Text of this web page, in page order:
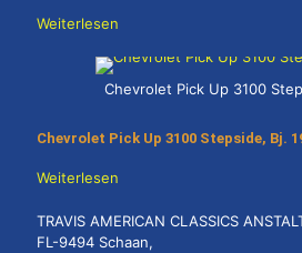
Weiterlesen
Chevrolet Pick Up 3100
Chevrolet Pick Up 3100 Stepside, Bj.
Weiterlesen
TRAVIS AMERICAN CLASSICS
FL-9494 Schaan,